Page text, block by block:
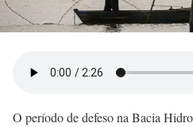
O período de defeso na Bacia